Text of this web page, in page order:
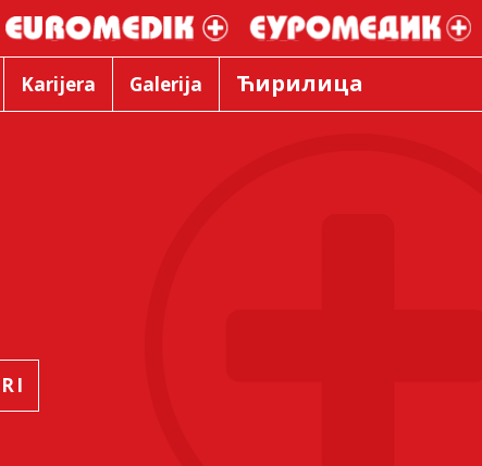
Karijera Galerija Ћирилица